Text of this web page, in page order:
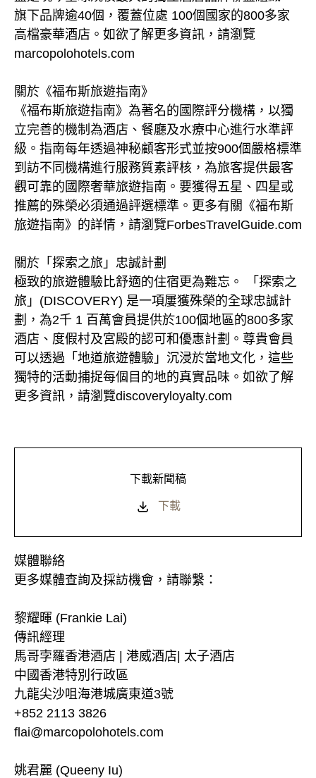
旗下品牌逾40個，覆蓋位處 100個國家的800多家
高檔豪華酒店。如欲了解更多資訊，請瀏覽
marcopolohotels.com
關於《福布斯旅遊指南》
《福布斯旅遊指南》為著名的國際評分機構，以獨
立完善的機制為酒店、餐廳及水療中心進行水準評
級。指南每年透過神秘顧客形式並按900個嚴格標準
到訪不同機構進行服務質素評核，為旅客提供最客
觀可靠的國際奢華旅遊指南。要獲得五星、四星或
推薦的殊榮必須通過評選標準。更多有關《福布斯
旅遊指南》的詳情，請瀏覽ForbesTravelGuide.com
關於「探索之旅」忠誠計劃
極致的旅遊體驗比舒適的住宿更為難忘。 「探索之
旅」(DISCOVERY) 是一項屢獲殊榮的全球忠誠計
劃，為2千 1 百萬會員提供於100個地區的800多家
酒店、度假村及宮殿的認可和優惠計劃。尊貴會員
可以透過「地道旅遊體驗」沉浸於當地文化，這些
獨特的活動捕捉每個目的地的真實品味。如欲了解
更多資訊，請瀏覽discoveryloyalty.com
下載新聞稿
下載
媒體聯絡
更多媒體查詢及採訪機會，請聯繫：
黎耀暉 (Frankie Lai)
傳訊經理
馬哥孛羅香港酒店 | 港威酒店| 太子酒店
中國香港特別行政區
九龍尖沙咀海港城廣東道3號
+852 2113 3826
flai@marcopolohotels.com
姚君麗 (Queeny Iu)